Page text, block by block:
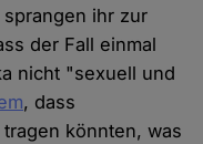
ihr zur
der Fall einmal
nicht "sexuell und
, dass
könnten, was